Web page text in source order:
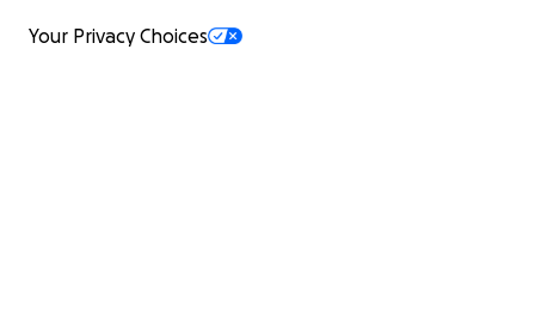
Your Privacy Choices